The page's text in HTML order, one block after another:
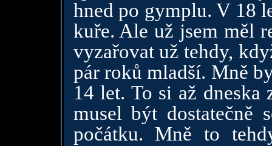
hned po gymplu. V 18
kuře. Ale už jsem měl
vyzařovat už tehdy,
pár roků mladší. Mně
14 let. To si až dneska
musel být dostatečně
počátku. Mně to